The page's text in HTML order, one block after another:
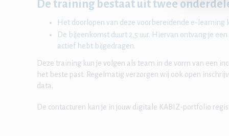
De training bestaat uit twee
Het doorlopen van deze voorbereidende e-learning
De bijeenkomst duurt 2,5 uur. Hiervan ontvang je
actief hebt bijgedragen.
Deze training kun je volgen als team in de vorm van een
het beste past. Regelmatig verzorgen wij ook open
data.
De contacturen kan je in jouw digitale KABIZ-portfolio